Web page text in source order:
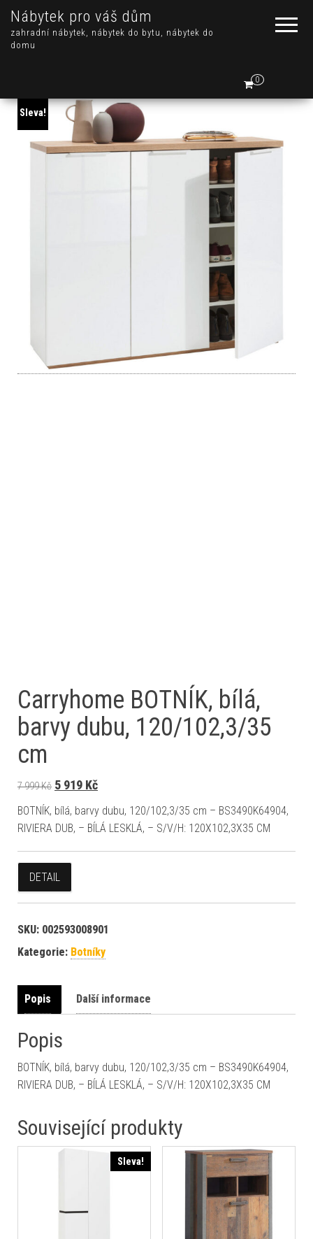
Nábytek pro váš dům
zahradní nábytek, nábytek do bytu, nábytek do
domu
0
Sleva!
Carryhome BOTNÍK, bílá,
barvy dubu, 120/102,3/35
cm
7 999Kč Původní cena byla: 7 999 Kč.
5 919 KčAktuální cena je: 5 919 Kč.
BOTNÍK, bílá, barvy dubu, 120/102,3/35 cm – BS3490K64904,
RIVIERA DUB, – BÍLÁ LESKLÁ, – S/V/H: 120X102,3X35 CM
DETAIL
SKU: 002593008901
Kategorie: Botníky
Popis Další informace
Popis
BOTNÍK, bílá, barvy dubu, 120/102,3/35 cm – BS3490K64904,
RIVIERA DUB, – BÍLÁ LESKLÁ, – S/V/H: 120X102,3X35 CM
Související produkty
Sleva!